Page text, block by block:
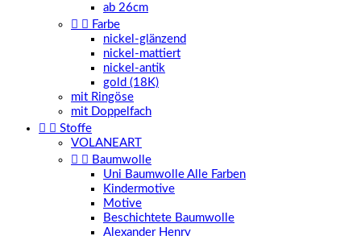
ab 26cm
  Farbe
nickel-glänzend
nickel-mattiert
nickel-antik
gold (18K)
mit Ringöse
mit Doppelfach
  Stoffe
VOLANEART
  Baumwolle
Uni Baumwolle Alle Farben
Kindermotive
Motive
Beschichtete Baumwolle
Alexander Henry